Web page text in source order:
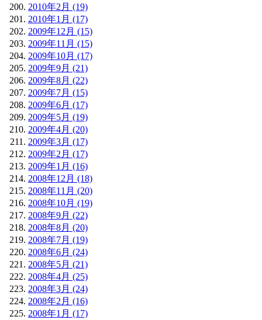
2010年2月 (19)
2010年1月 (17)
2009年12月 (15)
2009年11月 (15)
2009年10月 (17)
2009年9月 (21)
2009年8月 (22)
2009年7月 (15)
2009年6月 (17)
2009年5月 (19)
2009年4月 (20)
2009年3月 (17)
2009年2月 (17)
2009年1月 (16)
2008年12月 (18)
2008年11月 (20)
2008年10月 (19)
2008年9月 (22)
2008年8月 (20)
2008年7月 (19)
2008年6月 (24)
2008年5月 (21)
2008年4月 (25)
2008年3月 (24)
2008年2月 (16)
2008年1月 (17)